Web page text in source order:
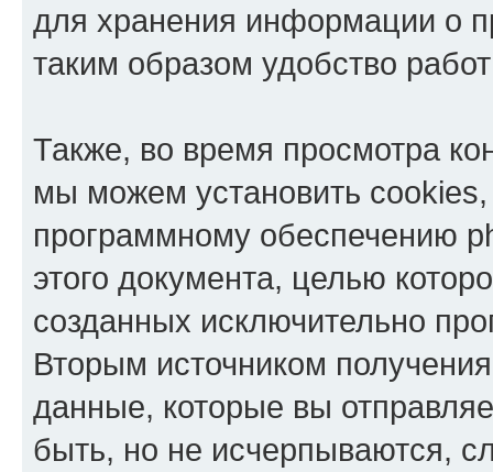
для хранения информации о
таким образом удобство
Также, во время просмотра
мы можем установить
программному обеспечению
этого документа, целью
созданных исключительно
Вторым источником
данные, которые вы
быть, но не исчерпываются,